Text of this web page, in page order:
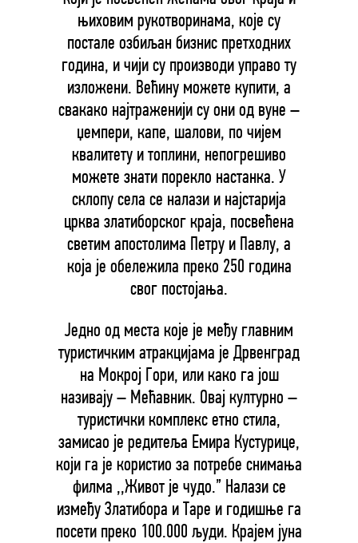
њиховим рукотворинама, које су
постале озбиљан бизнис претходних
година, и чији су производи управо ту
изложени. Већину можете купити, а
свакако најтраженији су они од вуне –
џемпери, капе, шалови, по чијем
квалитету и топлини, непогрешиво
можете знати порекло настанка. У
склопу села се налази и најстарија
црква златиборског краја, посвећена
светим апостолима Петру и Павлу, а
која је обележила преко 250 година
свог постојања.
Једно од места које је међу главним
туристичким атракцијама је Дрвенград
на Мокрој Гори, или како га још
називају – Мећавник. Овај културно –
туристички комплекс етно стила,
замисао је редитеља Емира Кустурице,
који га је користио за потребе снимања
филма ,,Живот је чудо.” Налази се
између Златибора и Таре и годишње га
посети преко 100.000 људи. Крајем јуна